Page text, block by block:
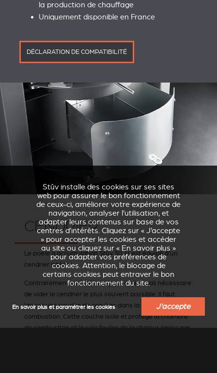
la production de chauffage
Uniquement disponible en France
DÉCLARATION DE COMPATIBILITÉ
CENDRIER
Le poêle à accumulation Stûv 30-H est équipé d'un
cendrier intégré.
Contrairement aux idées reçues, il n'est pas nécessaire
de vider le cendrier le plus souvent possible. Il faut
laisser une couche de cendres dans la chambre de
combustion. Cette couche isole et protège la chambre
de combustion et la sole foyère de la chaleur émise par
Stûv installe des cookies sur ses sites
web pour assurer le bon fonctionnement
de ceux-ci, améliorer votre expérience de
navigation, analyser l’utilisation, et
adapter leurs contenus sur base de vos
centres d’intérêts. Cliquez sur « J’accepte
» pour accepter les cookies et accéder
au site ou cliquez sur « En savoir plus »
pour adapter vos préférences de
cookies. Attention, le blocage de
certains cookies peut entraver le bon
fonctionnement du site.
En savoir plus et paramétrer les cookies J'accepte